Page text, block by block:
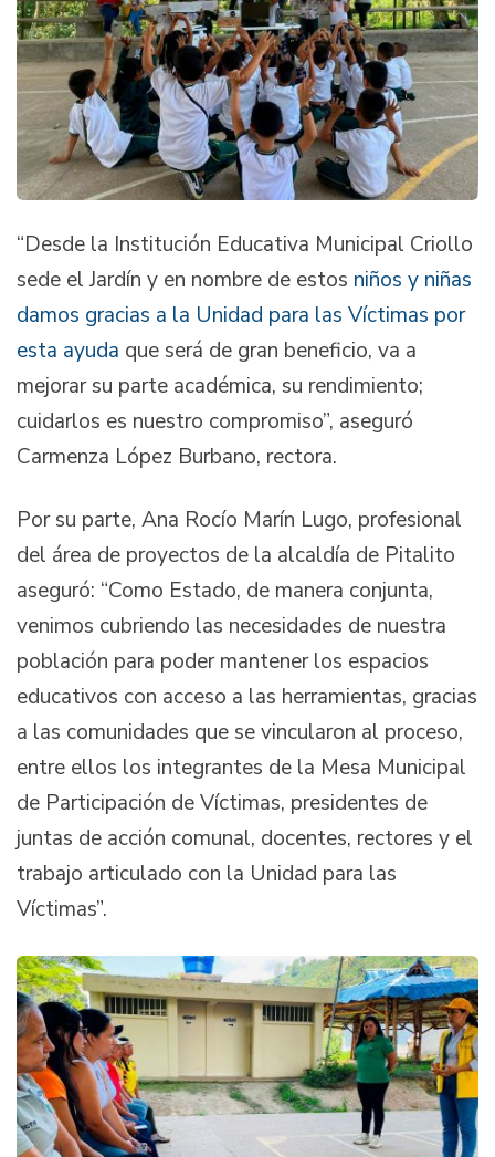
“Desde la Institución Educativa Municipal Criollo
sede el Jardín y en nombre de estos niños y niñas
damos gracias a la Unidad para las Víctimas por
esta ayuda que será de gran beneficio, va a
mejorar su parte académica, su rendimiento;
cuidarlos es nuestro compromiso”, aseguró
Carmenza López Burbano, rectora.
Por su parte, Ana Rocío Marín Lugo, profesional
del área de proyectos de la alcaldía de Pitalito
aseguró: “Como Estado, de manera conjunta,
venimos cubriendo las necesidades de nuestra
población para poder mantener los espacios
educativos con acceso a las herramientas, gracias
a las comunidades que se vincularon al proceso,
entre ellos los integrantes de la Mesa Municipal
de Participación de Víctimas, presidentes de
juntas de acción comunal, docentes, rectores y el
trabajo articulado con la Unidad para las
Víctimas”.